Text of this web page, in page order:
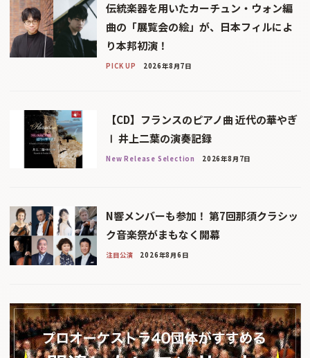
伝統楽器を用いたカーチュン・ウォン編
曲の「展覧会の絵」が、日本フィルによ
り本邦初演！
PICK UP 2026年8月7日
【CD】フランスのピアノ曲 近代の華やぎ
Ⅰ 井上二葉の演奏記録
New Release Selection 2026年8月7日
N響メンバーも参加！ 第7回那須クラシッ
ク音楽祭がまもなく開幕
注目公演 2026年8月6日